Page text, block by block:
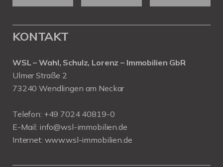
KONTAKT
WSL – Wahl, Schulz, Lorenz – Immobilien GbR
Ulmer Straße 2
73240 Wendlingen am Neckar
Telefon: +49 7024 40819-0
E-Mail: info@wsl-immobilien.de
Internet: www.wsl-immobilien.de